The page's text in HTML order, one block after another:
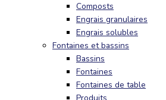
Composts
Engrais granulaires
Engrais solubles
Fontaines et bassins
Bassins
Fontaines
Fontaines de table